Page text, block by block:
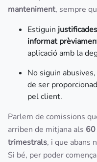
manteniment, sempre
Estiguin justificades
informat
aplicació amb la
No siguin
de ser
pel client.
Parlem de comissions
arriben de mitjana als
trimestrals, i que abans
Si bé, per poder